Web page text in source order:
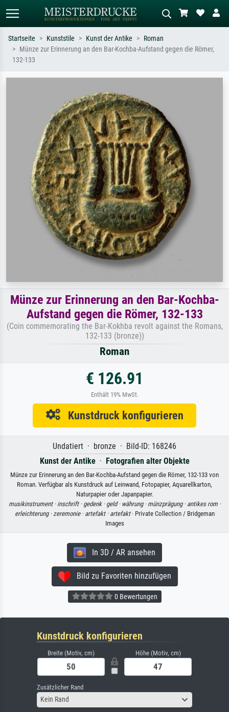
Sternennacht, Impressionismus, Welle
Hokusai, Akt.
Ölgemälde, Stehender Akt neben einem
Startseite Kunststile Kunst der Antike
Roman
Münze zur Erinnerung an den Bar-Kochba-Aufstand gegen die Römer,
132-133
Münze zur Erinnerung an den Bar-Kochba-
Aufstand gegen die Römer, 132-133
(Coin commemorating the Bar-Kokhba revolt against the Romans,
132-133 (bronze))
Roman
€ 126.91
Enthält 19% MwSt.
Kunstdruck konfigurieren
Undatiert · bronze · Bild-ID: 168246
Kunst der Antike· Fotografien alter Objekte
Münze zur Erinnerung an den Bar-Kochba-Aufstand gegen die Römer, 132-133 von
Roman. Verfügbar als Kunstdruck auf Leinwand, Fotopapier, Aquarellkarton,
Naturpapier oder Japanpapier.
musikinstrument · inschrift · gedenk · geld · währung · münzprägung · antikes rom ·
erleichterung · zeremonie · artefakt · artefakt· Private Collection / Bridgeman
Images
In 3D / AR ansehen
Bild zu Favoriten hinzufügen
0 Bewertungen
Kunstdruck konfigurieren
Breite (Motiv, cm) Höhe (Motiv, cm)
Zusätzlicher Rand
Kein Rand